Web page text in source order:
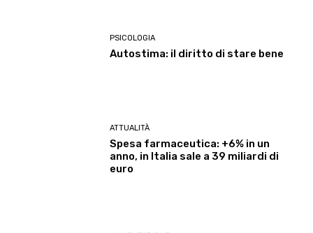
PSICOLOGIA
Autostima: il diritto di stare bene
ATTUALITÀ
Spesa farmaceutica: +6% in un
anno, in Italia sale a 39 miliardi di
euro